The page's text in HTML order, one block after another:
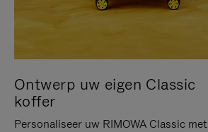
Ontwerp uw eigen Classic
koffer
Personaliseer uw RIMOWA Classic met